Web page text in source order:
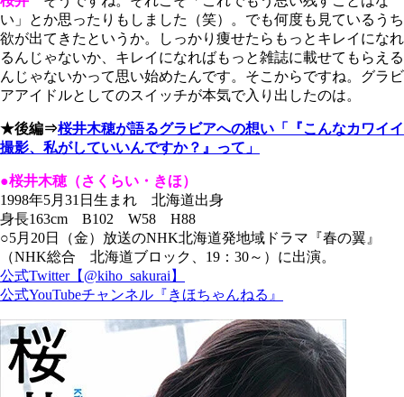
い」とか思ったりもしました（笑）。でも何度も見ているうち
欲が出てきたというか。しっかり痩せたらもっとキレイになれ
るんじゃないか、キレイになればもっと雑誌に載せてもらえる
んじゃないかって思い始めたんです。そこからですね。グラビ
アアイドルとしてのスイッチが本気で入り出したのは。
★後編⇒桜井木穂が語るグラビアへの想い「『こんなカワイイ
撮影、私がしていいんですか？』って」
●桜井木穂（さくらい・きほ）
1998年5月31日生まれ 北海道出身
身長163cm B102 W58 H88
○5月20日（金）放送のNHK北海道発地域ドラマ『春の翼』
（NHK総合 北海道ブロック、19：30～）に出演。
公式Twitter【@kiho_sakurai】
公式YouTubeチャンネル『きほちゃんねる』